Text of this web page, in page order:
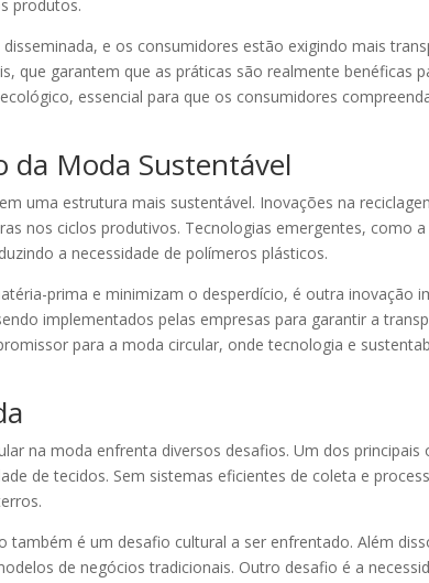
produtos.
e os consumidores estão exigindo mais
que garantem que as práticas são realmente benéficas
essencial para que os consumidores
da Moda Sustentável
uma estrutura mais sustentável. Inovações na
nos ciclos produtivos. Tecnologias emergentes, como
a necessidade de polímeros plásticos.
prima e minimizam o desperdício, é outra inovação
implementados pelas empresas para garantir a
para a moda circular, onde tecnologia e
na moda enfrenta diversos desafios. Um dos principais
de tecidos. Sem sistemas eficientes de coleta e
é um desafio cultural a ser enfrentado. Além
de negócios tradicionais. Outro desafio é a